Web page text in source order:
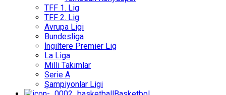
TFF 1. Lig
TFF 2. Lig
Avrupa Ligi
Bundesliga
İngiltere Premier Lig
La Liga
Milli Takımlar
Serie A
Şampiyonlar Ligi